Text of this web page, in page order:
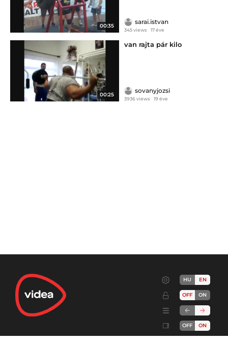
00:35
sarai.istvan
345 views 17 éve
00:25
van rajta pár kilo
sovanyjozsi
3936 views 19 éve
HU EN
OFF ON
OFF ON